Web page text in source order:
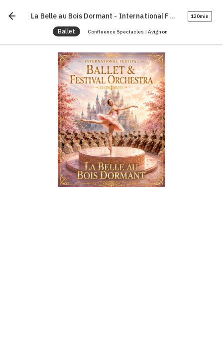
arrow_back La Belle au Bois Dormant - International Festival Ballet 120min
Ballet Confluence Spectacles | Avignon